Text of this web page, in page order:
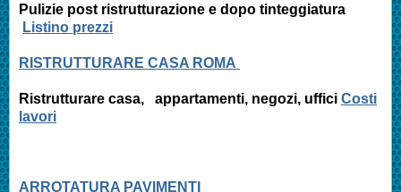
Pulizie post ristrutturazione e dopo tinteggiatura
Listino prezzi
RISTRUTTURARE CASA ROMA
Ristrutturare casa, appartamenti, negozi, uffici Costi
lavori
ARROTATURA PAVIMENTI